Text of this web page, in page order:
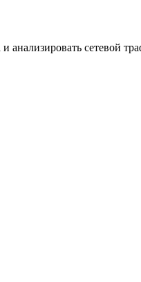
анализировать сетевой